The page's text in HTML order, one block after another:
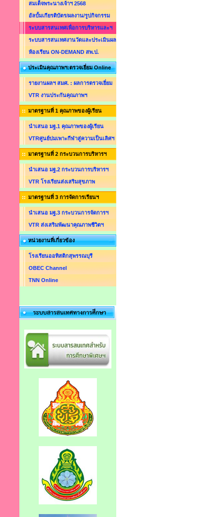
สมเด็จพระนางเจ้าฯ 2568
อัลบั้มเกียรติบัตร/ผลงาน/รูปกิจกรรม
ระบบสารสนเทศเพื่อการบริหารและฯ
ระบบสารสนเทศงานวัดและประเมินผล
ห้องเรียน ON-DEMAND สพ.ป.
ประเมินคุณภาพฯ:ตรวจเยี่ยม Online
รายงานผลฯ สมศ. : ผลการตรวจเยี่ยม
VTR งานประกันคุณภาพฯ
มาตรฐานที่ 1 คุณภาพของผู้เรียน
นำเสนอ มฐ.1 คุณภาพของผู้เรียน
VTRศูนย์บ่มเพาะกีฬาสู่ความเป็นเลิศฯ
มาตรฐานที่ 2 กระบวนการบริหารฯ
นำเสนอ มฐ.2 กระบวนการบริหารฯ
VTR โรงเรียนส่งเสริมสุขภาพ
มาตรฐานที่ 3 การจัดการเรียนฯ
นำเสนอ มฐ.3 กระบวนการจัดการฯ
VTR ส่งเสริมพัฒนาคุณภาพชีวิตฯ
หน่วยงานที่เกี่ยวข้อง
โรงเรียนออทิสติกสุพรรณบุรี
OBEC Channel
TNN Online